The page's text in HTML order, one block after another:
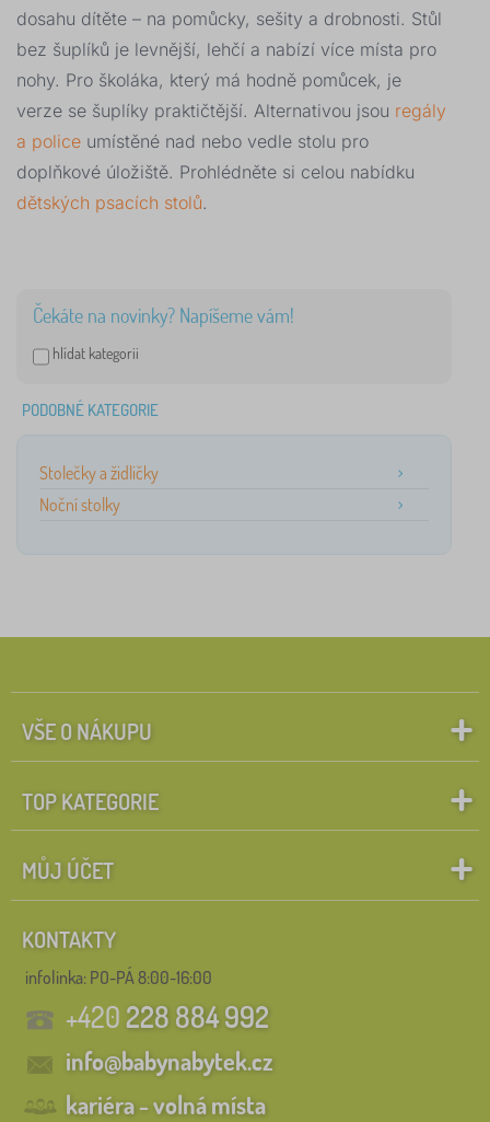
dosahu dítěte – na pomůcky, sešity a drobnosti. Stůl
bez šuplíků je levnější, lehčí a nabízí více místa pro
nohy. Pro školáka, který má hodně pomůcek, je
verze se šuplíky praktičtější. Alternativou jsou regály
a police umístěné nad nebo vedle stolu pro
doplňkové úložiště. Prohlédněte si celou nabídku
dětských psacích stolů.
Čekáte na novinky? Napíšeme vám!
hlídat kategorii
PODOBNÉ KATEGORIE
Stolečky a židličky
Noční stolky
VŠE O NÁKUPU
TOP KATEGORIE
MŮJ ÚČET
KONTAKTY
infolinka: PO-PÁ 8:00-16:00
+420228 884 992
info@babynabytek.cz
kariéra - volná místa